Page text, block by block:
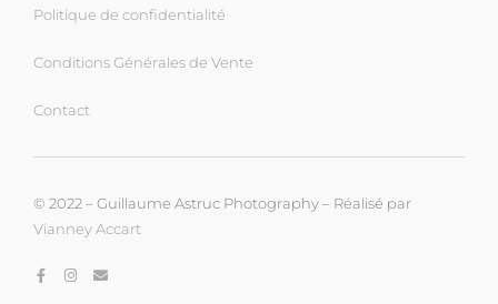
Politique de confidentialité
Conditions Générales de Vente
Contact
© 2022 – Guillaume Astruc Photography – Réalisé par
Vianney Accart